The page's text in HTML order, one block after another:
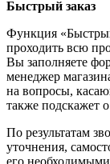
Быстрый заказ
Функция
проходить всю
Вы заполняете
менеджер
на вопросы,
также подскажет
По результатам
уточнения,